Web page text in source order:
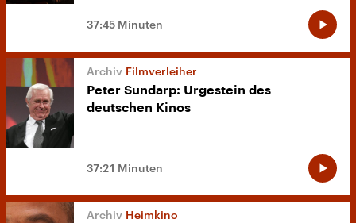
37:45 Minuten
Filmverleiher
Peter Sundarp: Urgestein des
deutschen Kinos
37:21 Minuten
Heimkino